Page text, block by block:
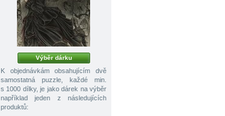
Výběr dárku
K objednávkám obsahujícím dvě
samostatná puzzle, každé min.
s 1000 dílky, je jako dárek na výběr
například jeden z následujících
produktů: